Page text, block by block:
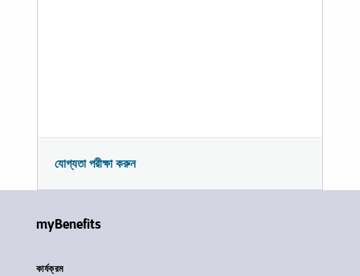
যোগ্যতা পরীক্ষা করুন
myBenefits
কার্যক্রম